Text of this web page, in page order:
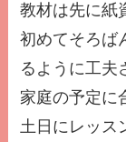
教材は先に紙
初めてそろば
るように工夫
家庭の予定に
土日にレッス